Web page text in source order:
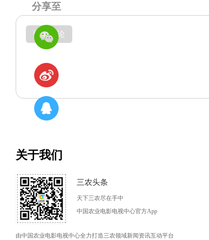
登录评论
关于我们
三农头条
天下三农尽在手中
中国农业电影电视中心官方App
由中国农业电影电视中心全力打造三农领域新闻资讯互动平台
分享至